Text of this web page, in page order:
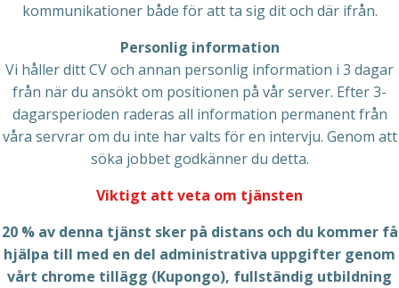
kommunikationer både för att ta sig dit och där ifrån.
Personlig information
Vi håller ditt CV och annan personlig information i 3 dagar
från när du ansökt om positionen på vår server. Efter 3-
dagarsperioden raderas all information permanent från
våra servrar om du inte har valts för en intervju. Genom att
söka jobbet godkänner du detta.
Viktigt att veta om tjänsten
20 % av denna tjänst sker på distans och du kommer få
hjälpa till med en del administrativa uppgifter genom
vårt chrome tillägg (Kupongo), fullständig utbildning